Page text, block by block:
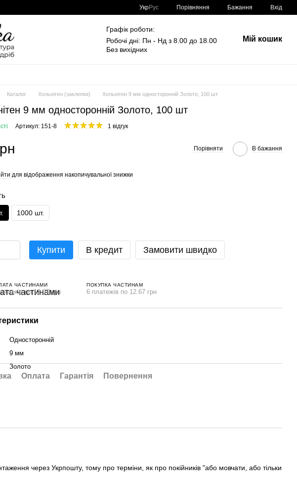
УкрРус Порівняння Бажання Вхід
Графік роботи:
Робочі дні: Пн - Нд з 8.00 до 18.00
Без вихідних
Мій кошик
Каталог Хольнітен (заклепки) Хольнітен 9 мм односторонній Золото, 100 шт
9 мм односторонній Золото, 100 шт
Артикул: 151-8 1 відгук
Порівняти В бажання
для відображення накопичувальної знижки
1000 шт.
Купити В кредит Замовити швидко
ЧАСТИНАМИ
по 12.67 грн
ПОКУПКА ЧАСТИНАМ
6 платежів по 12.67 грн
Односторонній
9 мм
Золото
Оплата Гарантія Повернення
через Укрпошту, тому про терміни, як про покійників "або мовчати, або тільки